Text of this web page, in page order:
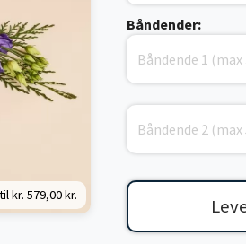
kr. 579,00 kr.
Båndender: